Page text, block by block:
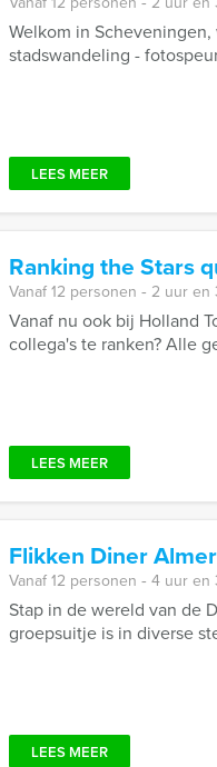
Welkom in
stadswandeling -
LEES MEER
Ranking the Stars
Vanaf 12 personen ‐ 2 uur
Vanaf nu ook bij Holland
collega's te ranken? Alle
LEES MEER
Flikken Diner
Vanaf 12 personen ‐ 4 uur
Stap in de wereld van de
groepsuitje is in diverse
LEES MEER